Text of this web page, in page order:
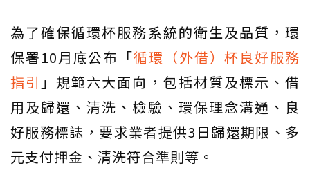
為了確保循環杯服務系統的衛生及品質，環
保署10月底公布「循環（外借）杯良好服務
指引 」規範六大面向，包括材質及標示、借
用及歸還、清洗、檢驗、環保理念溝通、良
好服務標誌，要求業者提供3日歸還期限、多
元支付押金、清洗符合準則等。